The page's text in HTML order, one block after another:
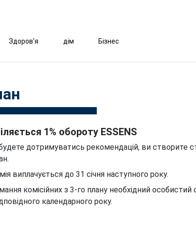
Здоров'я дім Бізнес
1% обороту ESSENS
дотримуватись рекомендацій, ви створите
виплачується до 31 січня наступного року.
комісійних з 3-го плану необхідний
календарного року.